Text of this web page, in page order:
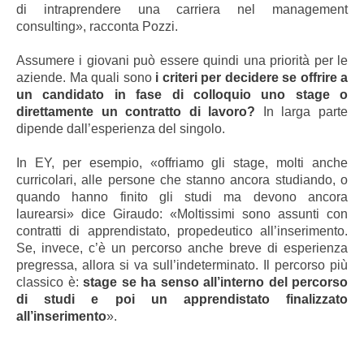
di intraprendere una carriera nel management
consulting», racconta Pozzi.
Assumere i giovani può essere quindi una priorità per le
aziende. Ma quali sono i criteri per decidere se offrire a
un candidato in fase di colloquio uno stage o
direttamente un contratto di lavoro? In larga parte
dipende dall’esperienza del singolo.
In EY, per esempio, «offriamo gli stage, molti anche
curricolari, alle persone che stanno ancora studiando, o
quando hanno finito gli studi ma devono ancora
laurearsi» dice Giraudo: «Moltissimi sono assunti con
contratti di apprendistato, propedeutico all’inserimento.
Se, invece, c’è un percorso anche breve di esperienza
pregressa, allora si va sull’indeterminato. Il percorso più
classico è: stage se ha senso all’interno del percorso
di studi e poi un apprendistato finalizzato
all’inserimento».